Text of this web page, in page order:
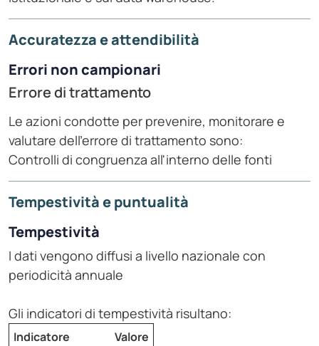
Accuratezza e attendibilità
Errori non campionari
Errore di trattamento
Le azioni condotte per prevenire, monitorare e
valutare dell'errore di trattamento sono:
Controlli di congruenza all'interno delle fonti
Tempestività e puntualità
Tempestività
I dati vengono diffusi a livello nazionale con
periodicità annuale
Gli indicatori di tempestività risultano:
Indicatore
Valore